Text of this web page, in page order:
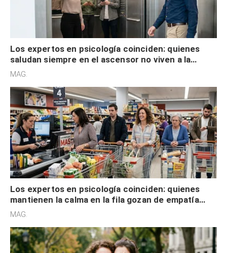
Los expertos en psicología coinciden: quienes
saludan siempre en el ascensor no viven a la
defensiva y tienen apertura social
MAG.
Los expertos en psicología coinciden: quienes
mantienen la calma en la fila gozan de empatía
cognitiva, gratitud y no solo tienen autocontrol
MAG.